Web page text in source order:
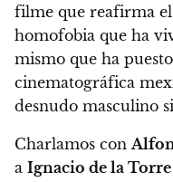
filme que reafirma
homofobia que ha
mismo que ha
cinematográfica
desnudo masculino
Charlamos con
a Ignacio de la